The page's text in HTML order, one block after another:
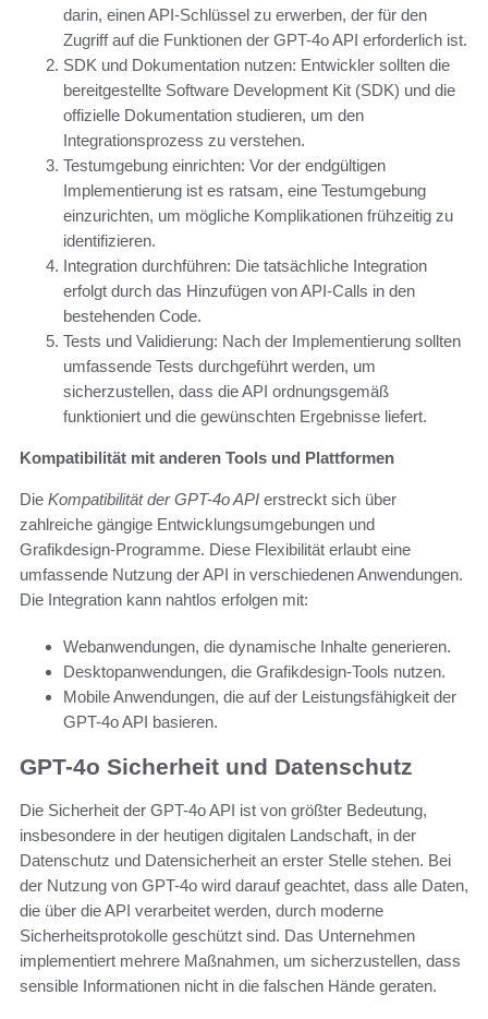
darin, einen API-Schlüssel zu erwerben, der für den
Zugriff auf die Funktionen der GPT-4o API erforderlich ist.
SDK und Dokumentation nutzen: Entwickler sollten die
bereitgestellte Software Development Kit (SDK) und die
offizielle Dokumentation studieren, um den
Integrationsprozess zu verstehen.
Testumgebung einrichten: Vor der endgültigen
Implementierung ist es ratsam, eine Testumgebung
einzurichten, um mögliche Komplikationen frühzeitig zu
identifizieren.
Integration durchführen: Die tatsächliche Integration
erfolgt durch das Hinzufügen von API-Calls in den
bestehenden Code.
Tests und Validierung: Nach der Implementierung sollten
umfassende Tests durchgeführt werden, um
sicherzustellen, dass die API ordnungsgemäß
funktioniert und die gewünschten Ergebnisse liefert.
Kompatibilität mit anderen Tools und Plattformen
Die Kompatibilität der GPT-4o API erstreckt sich über
zahlreiche gängige Entwicklungsumgebungen und
Grafikdesign-Programme. Diese Flexibilität erlaubt eine
umfassende Nutzung der API in verschiedenen Anwendungen.
Die Integration kann nahtlos erfolgen mit:
Webanwendungen, die dynamische Inhalte generieren.
Desktopanwendungen, die Grafikdesign-Tools nutzen.
Mobile Anwendungen, die auf der Leistungsfähigkeit der
GPT-4o API basieren.
GPT-4o Sicherheit und Datenschutz
Die Sicherheit der GPT-4o API ist von größter Bedeutung,
insbesondere in der heutigen digitalen Landschaft, in der
Datenschutz und Datensicherheit an erster Stelle stehen. Bei
der Nutzung von GPT-4o wird darauf geachtet, dass alle Daten,
die über die API verarbeitet werden, durch moderne
Sicherheitsprotokolle geschützt sind. Das Unternehmen
implementiert mehrere Maßnahmen, um sicherzustellen, dass
sensible Informationen nicht in die falschen Hände geraten.